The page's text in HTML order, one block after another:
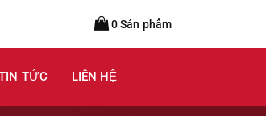
0 Sản phẩm
TỨC LIÊN HỆ